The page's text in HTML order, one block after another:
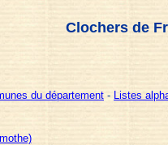
Clochers de
du département - Listes